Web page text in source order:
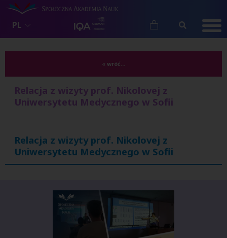
PL
« wróć...
Relacja z wizyty prof. Nikolovej z
Uniwersytetu Medycznego w Sofii
Relacja z wizyty prof. Nikolovej z
Uniwersytetu Medycznego w Sofii